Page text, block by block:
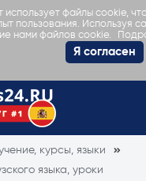
использует файлы cookie,
пользования. Используя
нами файлов cookie.
Я согласен
курсы, языки
языка, уроки